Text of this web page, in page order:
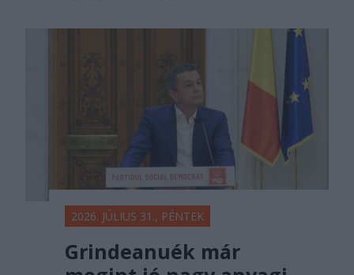
2026. JÚLIUS 31., PÉNTEK
Grindeanuék már